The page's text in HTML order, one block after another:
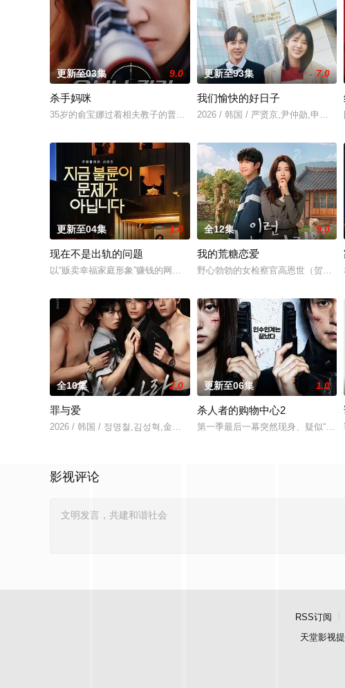
更新至03集 9.0
杀手妈咪
35岁的俞宝娜过着相夫教子的普通生活。表面上她看起来温顺和善，还很
更新至93集 7.0
我们愉快的好日子
2026 / 韩国 / 严贤京,尹仲勋,申正允
更新至04集 1.0
现在不是出轨的问题
以“贩卖幸福家庭形象”赚钱的网红夫妇，与他们正陷入泥淖般离婚诉讼的
全12集 9.0
我的荒糖恋爱
野心勃勃的女检察官高恩世（贺营
全10集 2.0
罪与爱
2026 / 韩国 / 정명철,김성혁,金贤叙,정현웅
更新至06集 1.0
杀人者的购物中心2
第一季最后一幕突然现身、疑似“死
影视评论
RSS订阅
天堂影视